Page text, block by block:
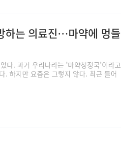
하는 의료진…마약에 멍들
다. 과거 우리나라는 '마약청정국'이라고
. 하지만 요즘은 그렇지 않다. 최근 들어